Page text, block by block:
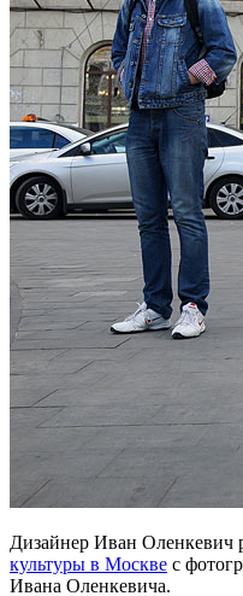
Дизайнер Иван Оленкевич
культуры в Москве с
Ивана Оленкевича.